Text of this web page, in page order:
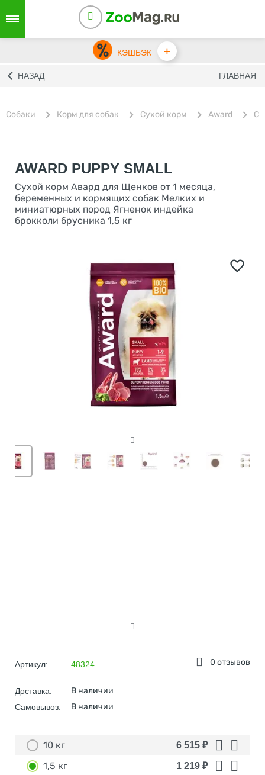
КЭШБЭК +
НАЗАД ГЛАВНАЯ
Собаки Корм для собак Сухой корм Award
AWARD PUPPY SMALL
Сухой корм Авард для Щенков от 1 месяца,
беременных и кормящих собак Мелких и
миниатюрных пород Ягненок индейка
брокколи брусника 1,5 кг
0 отзывов
Артикул: 48324
Доставка: В наличии
Самовывоз: В наличии
10 кг 6 515 ₽
1,5 кг 1 219 ₽